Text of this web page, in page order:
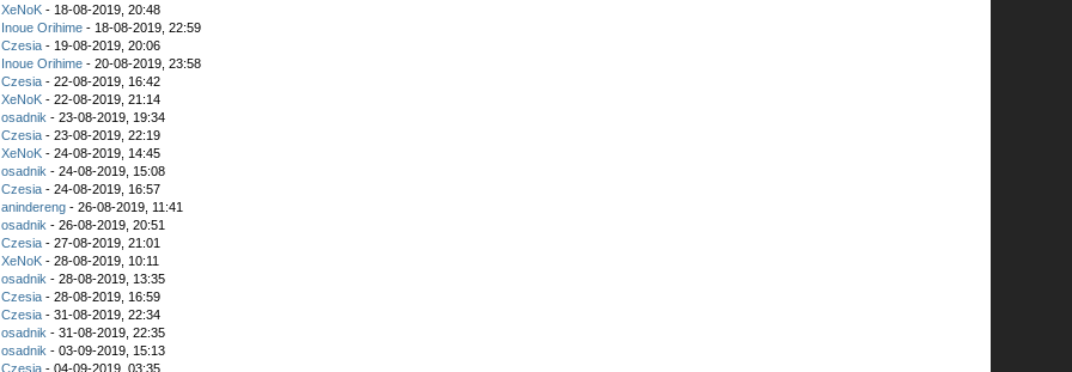
XeNoK - 18-08-2019, 20:48
Inoue Orihime - 18-08-2019, 22:59
Czesia - 19-08-2019, 20:06
Inoue Orihime - 20-08-2019, 23:58
Czesia - 22-08-2019, 16:42
XeNoK - 22-08-2019, 21:14
osadnik - 23-08-2019, 19:34
Czesia - 23-08-2019, 22:19
XeNoK - 24-08-2019, 14:45
osadnik - 24-08-2019, 15:08
Czesia - 24-08-2019, 16:57
anindereng - 26-08-2019, 11:41
osadnik - 26-08-2019, 20:51
Czesia - 27-08-2019, 21:01
XeNoK - 28-08-2019, 10:11
osadnik - 28-08-2019, 13:35
Czesia - 28-08-2019, 16:59
Czesia - 31-08-2019, 22:34
osadnik - 31-08-2019, 22:35
osadnik - 03-09-2019, 15:13
Czesia - 04-09-2019, 03:35